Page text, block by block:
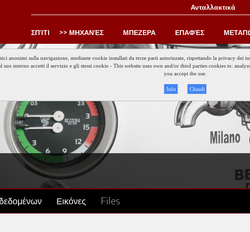
Ανταλλακτικά
ΣΠΊΤΙ ΜΗΧΑΝΈΣ ΜΠΕΖΕΡΑ ΕΠΑΦΈΣ
anonimi sulla navigazione, mediante cookie installati da terze parti autorizzate, rispettando la privacy dei
suo interno accetti il servizio e gli stessi cookie - This website uses own and/or third parties cookies to:
you accept the use.
Info Chiudi
Εικόνες Files